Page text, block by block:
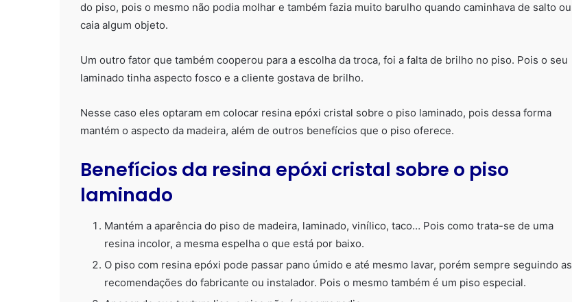
do piso, pois o mesmo não podia molhar e também fazia muito barulho quando caminhava de salto ou
caia algum objeto.
Um outro fator que também cooperou para a escolha da troca, foi a falta de brilho no piso. Pois o seu
laminado tinha aspecto fosco e a cliente gostava de brilho.
Nesse caso eles optaram em colocar resina epóxi cristal sobre o piso laminado, pois dessa forma
mantém o aspecto da madeira, além de outros benefícios que o piso oferece.
Benefícios da resina epóxi cristal sobre o piso
laminado
Mantém a aparência do piso de madeira, laminado, vinílico, taco… Pois como trata-se de uma
resina incolor, a mesma espelha o que está por baixo.
O piso com resina epóxi pode passar pano úmido e até mesmo lavar, porém sempre seguindo as
recomendações do fabricante ou instalador. Pois o mesmo também é um piso especial.